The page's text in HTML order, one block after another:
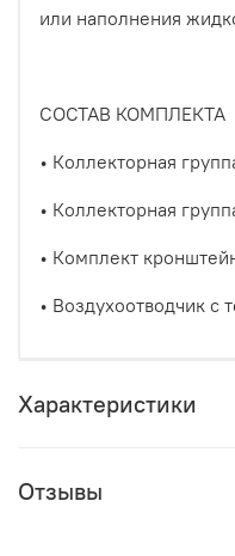
или наполнения
СОСТАВ КОМПЛЕКТА
• Коллекторная
• Коллекторная
• Комплект
• Воздухоотводчик с
Характеристики
Отзывы